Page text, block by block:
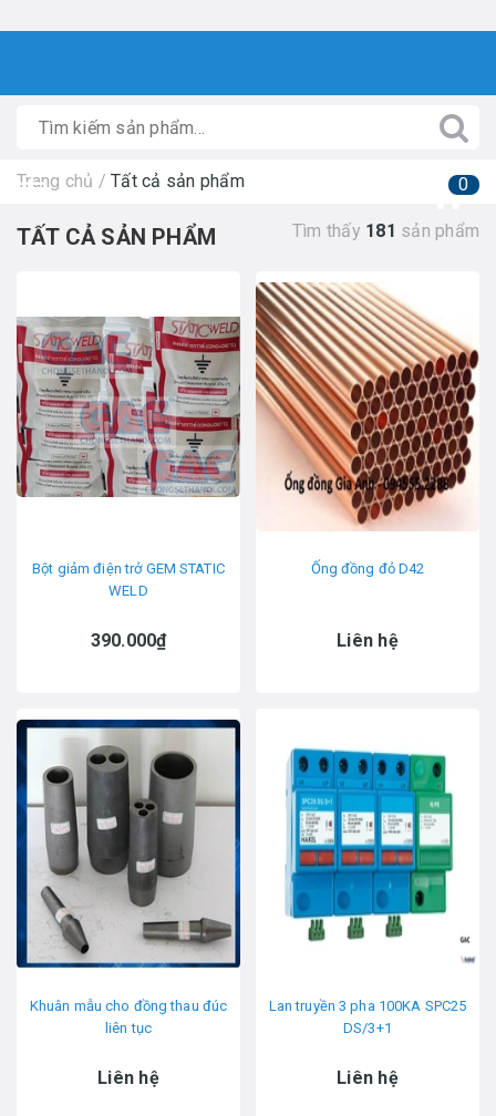
0
Trang chủ / Tất cả sản phẩm
TẤT CẢ SẢN PHẨM Tìm thấy 181 sản phẩm
Bột giảm điện trở GEM STATIC
WELD
390.000₫
Ống đồng đỏ D42
Liên hệ
Khuân mẫu cho đồng thau đúc
liên tục
Liên hệ
Lan truyền 3 pha 100KA SPC25
DS/3+1
Liên hệ